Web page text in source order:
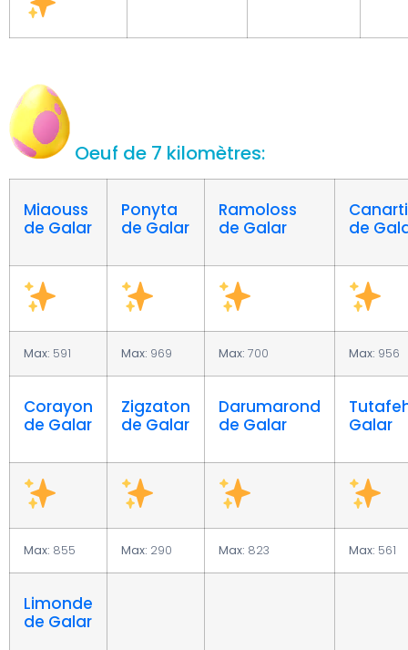
Oeuf de 7 kilomètres:
Miaouss
de Galar
Ponyta
de Galar
Ramoloss
de Galar
de
Max: 591 Max: 969 Max: 700 Max: 956
Corayon
de Galar
Zigzaton
de Galar
Darumarond
de Galar
Galar
Max: 855 Max: 290 Max: 823 Max: 561
Limonde
de Galar